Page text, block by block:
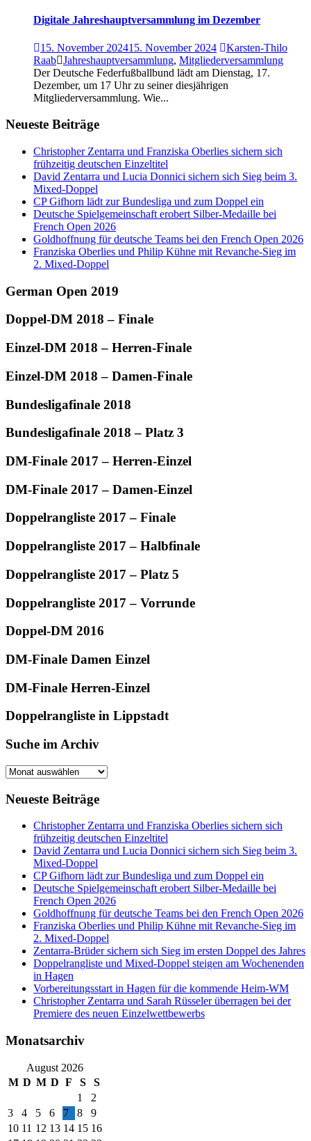
Digitale Jahreshauptversammlung im Dezember
15. November 202415. November 2024
Karsten-Thilo
Raab Jahreshauptversammlung, Mitgliederversammlung
Der Deutsche Federfußballbund lädt am Dienstag, 17.
Dezember, um 17 Uhr zu seiner diesjährigen
Mitgliederversammlung. Wie...
Neueste Beiträge
Christopher Zentarra und Franziska Oberlies sichern sich
frühzeitig deutschen Einzeltitel
David Zentarra und Lucia Donnici sichern sich Sieg beim 3.
Mixed-Doppel
CP Gifhorn lädt zur Bundesliga und zum Doppel ein
Deutsche Spielgemeinschaft erobert Silber-Medaille bei
French Open 2026
Goldhoffnung für deutsche Teams bei den French Open 2026
Franziska Oberlies und Philip Kühne mit Revanche-Sieg im
2. Mixed-Doppel
German Open 2019
Doppel-DM 2018 – Finale
Einzel-DM 2018 – Herren-Finale
Einzel-DM 2018 – Damen-Finale
Bundesligafinale 2018
Bundesligafinale 2018 – Platz 3
DM-Finale 2017 – Herren-Einzel
DM-Finale 2017 – Damen-Einzel
Doppelrangliste 2017 – Finale
Doppelrangliste 2017 – Halbfinale
Doppelrangliste 2017 – Platz 5
Doppelrangliste 2017 – Vorrunde
Doppel-DM 2016
DM-Finale Damen Einzel
DM-Finale Herren-Einzel
Doppelrangliste in Lippstadt
Suche im Archiv
Suche
Archiv
Neueste Beiträge
Christopher Zentarra und Franziska Oberlies sichern sich
frühzeitig deutschen Einzeltitel
David Zentarra und Lucia Donnici sichern sich Sieg beim 3.
Mixed-Doppel
CP Gifhorn lädt zur Bundesliga und zum Doppel ein
Deutsche Spielgemeinschaft erobert Silber-Medaille bei
French Open 2026
Goldhoffnung für deutsche Teams bei den French Open 2026
Franziska Oberlies und Philip Kühne mit Revanche-Sieg im
2. Mixed-Doppel
Zentarra-Brüder sichern sich Sieg im ersten Doppel des Jahres
Doppelrangliste und Mixed-Doppel steigen am Wochenenden
in Hagen
Vorbereitungsstart in Hagen für die kommende Heim-WM
Christopher Zentarra und Sarah Rüsseler überragen bei der
Premiere des neuen Einzelwettbewerbs
Monatsarchiv
August 2026
M D M D F S
S
1
2
3
4 5 6 7 8
9
10 11 12 13 14 15 16